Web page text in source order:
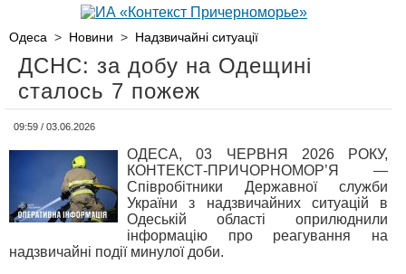
Одеса > Новини > Надзвичайні ситуації
ДСНС: за добу на Одещині
сталось 7 пожеж
09:59 / 03.06.2026
ОДЕСА, 03 ЧЕРВНЯ 2026 РОКУ,
КОНТЕКСТ-ПРИЧОРНОМОР’Я —
Співробітники Державної служби
України з надзвичайних ситуацій в
Одеській області оприлюднили
інформацію про реагування на
надзвичайні події минулої доби.